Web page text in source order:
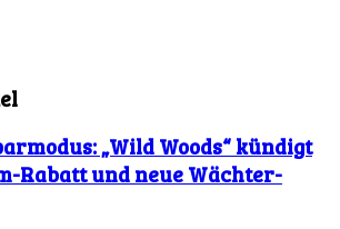
„Wild Woods“ kündigt
Rabatt und neue Wächter-